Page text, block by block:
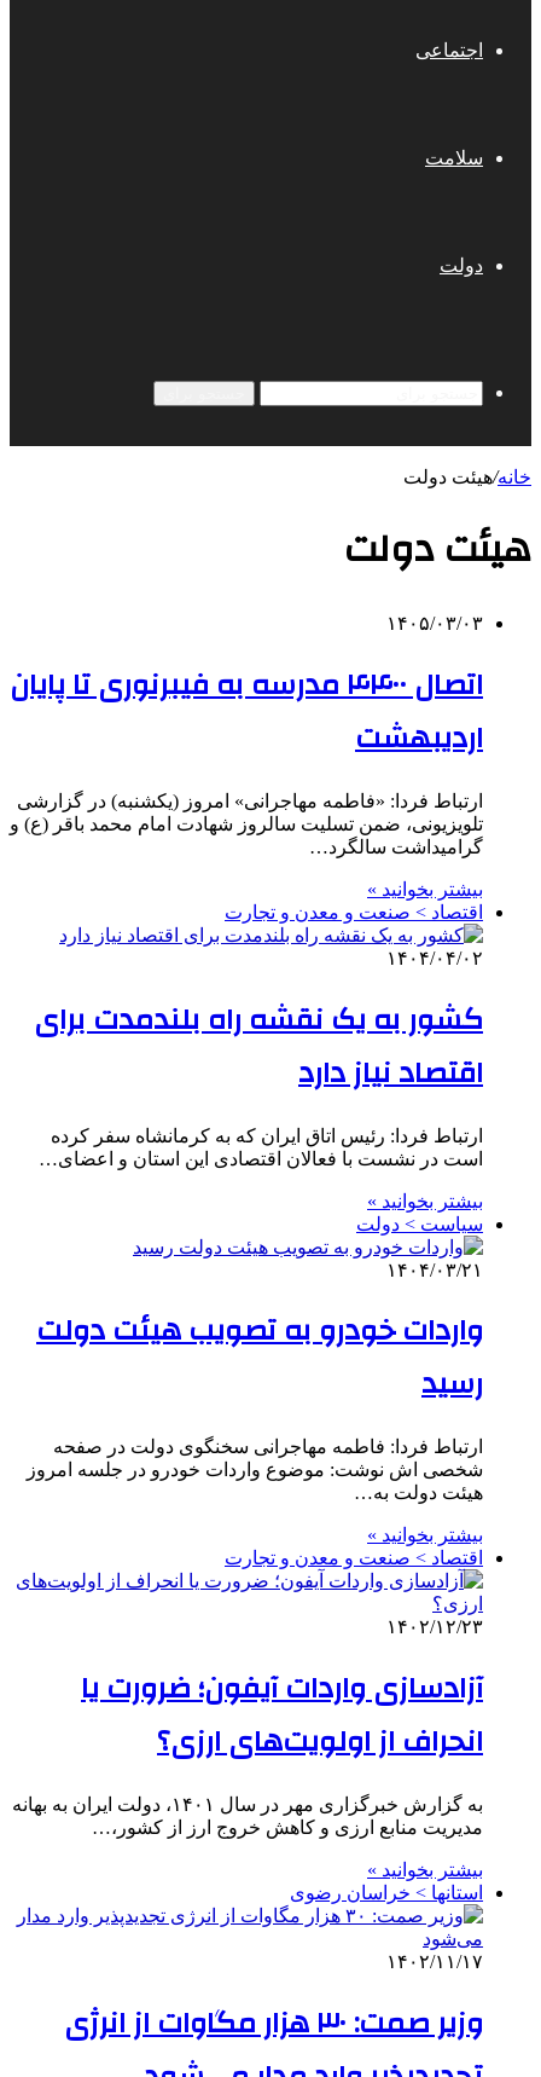
اجتماعی
سلامت
دولت
خانه/هیئت دولت
هیئت دولت
۱۴۰۵/۰۳/۰۳
اتصال ۴۴۰۰ مدرسه به فیبرنوری تا پایان
اردیبهشت
ارتباط فردا: «فاطمه مهاجرانی» امروز (یکشنبه) در گزارشی
تلویزیونی، ضمن تسلیت سالروز شهادت امام محمد باقر (ع) و
گرامیداشت سالگرد…
بیشتر بخوانید »
اقتصاد > صنعت و معدن و تجارت
۱۴۰۴/۰۴/۰۲
کشور به یک نقشه راه بلندمدت برای
اقتصاد نیاز دارد
ارتباط فردا: رئیس اتاق ایران که به کرمانشاه سفر کرده
است در نشست با فعالان اقتصادی این استان و اعضای…
بیشتر بخوانید »
سیاست > دولت
۱۴۰۴/۰۳/۲۱
واردات خودرو به تصویب هیئت دولت
رسید
ارتباط فردا: فاطمه مهاجرانی سخنگوی دولت در صفحه
شخصی اش نوشت: موضوع واردات خودرو در جلسه امروز
هیئت دولت به…
بیشتر بخوانید »
اقتصاد > صنعت و معدن و تجارت
۱۴۰۲/۱۲/۲۳
آزادسازی واردات آیفون؛ ضرورت یا
انحراف از اولویت‌های ارزی؟
به گزارش خبرگزاری مهر در سال ۱۴۰۱، دولت ایران به بهانه
مدیریت منابع ارزی و کاهش خروج ارز از کشور،…
بیشتر بخوانید »
استانها > خراسان رضوی
۱۴۰۲/۱۱/۱۷
وزیر صمت: ۳۰ هزار مگاوات از انرژی